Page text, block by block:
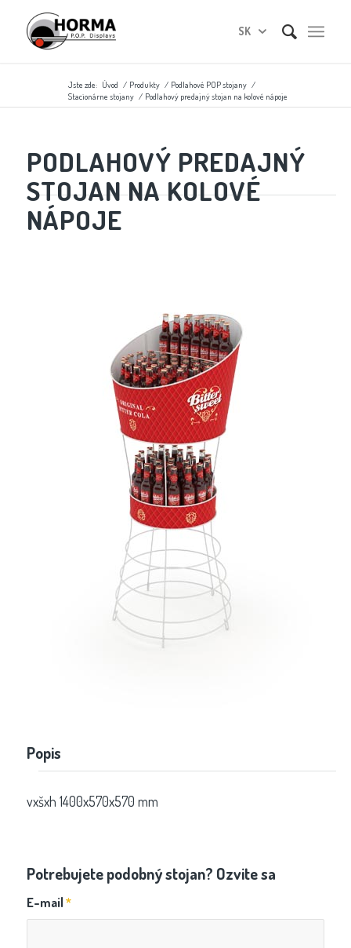
SK
Jste zde: Úvod / Produkty / Podlahové POP stojany /
Stacionárne stojany / Podlahový predajný stojan na kolové nápoje
PODLAHOVÝ PREDAJNÝ
STOJAN NA KOLOVÉ
NÁPOJE
Popis
vxšxh 1400x570x570 mm
Potrebujete podobný stojan? Ozvite sa
E-mail*